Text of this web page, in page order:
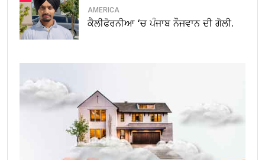
AMERICA
ਕੈਲੀਫੋਰਨੀਆ ‘ਚ ਪੰਜਾਬ ਨੌਜਵਾਨ ਦੀ ਗੋਲੀ.